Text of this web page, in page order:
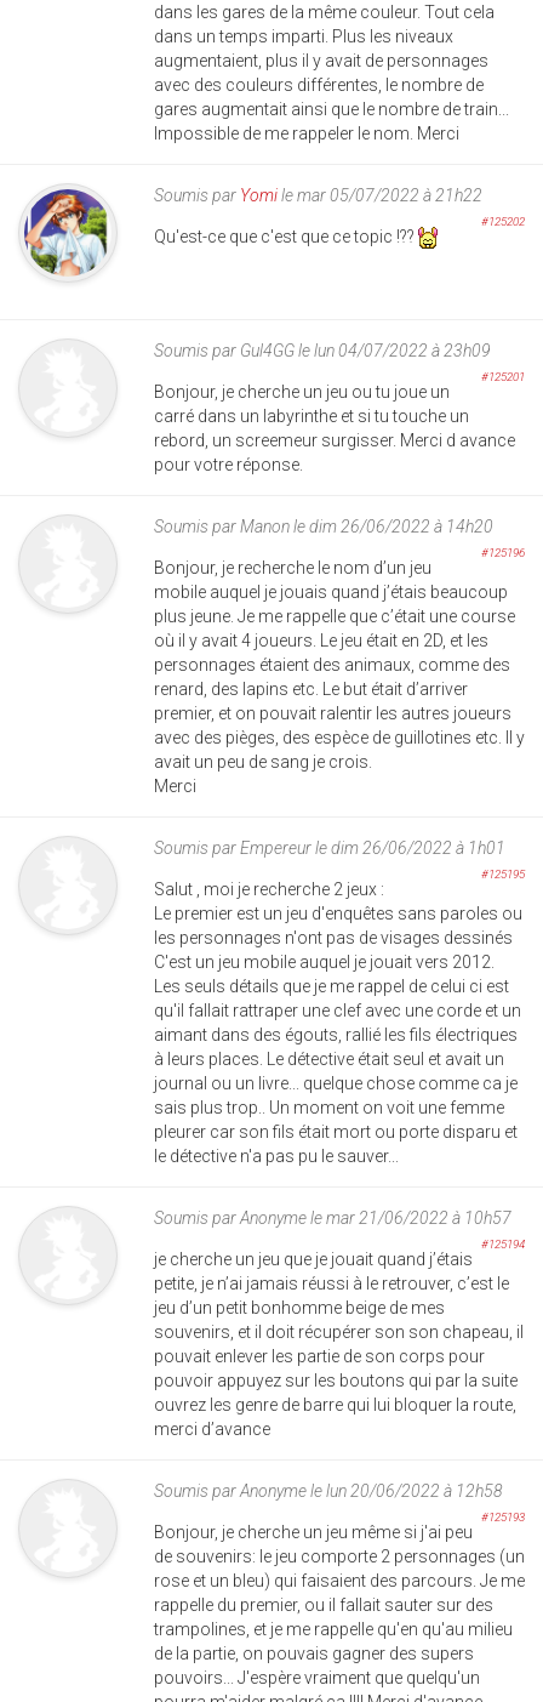
dans les gares de la même couleur. Tout cela
dans un temps imparti. Plus les niveaux
augmentaient, plus il y avait de personnages
avec des couleurs différentes, le nombre de
gares augmentait ainsi que le nombre de train...
Impossible de me rappeler le nom. Merci
Soumis par Yomile mar 05/07/2022 à 21h22
#125202
Qu'est-ce que c'est que ce topic !??
Soumis par Gul4GGle lun 04/07/2022 à 23h09
#125201
Bonjour, je cherche un jeu ou tu joue un
carré dans un labyrinthe et si tu touche un
rebord, un screemeur surgisser. Merci d avance
pour votre réponse.
Soumis parManonle dim 26/06/2022 à 14h20
#125196
Bonjour, je recherche le nom d’un jeu
mobile auquel je jouais quand j’étais beaucoup
plus jeune. Je me rappelle que c’était une course
où il y avait 4 joueurs. Le jeu était en 2D, et les
personnages étaient des animaux, comme des
renard, des lapins etc. Le but était d’arriver
premier, et on pouvait ralentir les autres joueurs
avec des pièges, des espèce de guillotines etc. Il y
avait un peu de sang je crois.
Merci
Soumis parEmpereurle dim 26/06/2022 à 1h01
#125195
Salut , moi je recherche 2 jeux :
Le premier est un jeu d'enquêtes sans paroles ou
les personnages n'ont pas de visages dessinés
C'est un jeu mobile auquel je jouait vers 2012.
Les seuls détails que je me rappel de celui ci est
qu'il fallait rattraper une clef avec une corde et un
aimant dans des égouts, rallié les fils électriques
à leurs places. Le détective était seul et avait un
journal ou un livre... quelque chose comme ca je
sais plus trop.. Un moment on voit une femme
pleurer car son fils était mort ou porte disparu et
le détective n'a pas pu le sauver...
Soumis parAnonymele mar 21/06/2022 à 10h57
#125194
je cherche un jeu que je jouait quand j’étais
petite, je n’ai jamais réussi à le retrouver, c’est le
jeu d’un petit bonhomme beige de mes
souvenirs, et il doit récupérer son son chapeau, il
pouvait enlever les partie de son corps pour
pouvoir appuyez sur les boutons qui par la suite
ouvrez les genre de barre qui lui bloquer la route,
merci d’avance
Soumis parAnonymele lun 20/06/2022 à 12h58
#125193
Bonjour, je cherche un jeu même si j'ai peu
de souvenirs: le jeu comporte 2 personnages (un
rose et un bleu) qui faisaient des parcours. Je me
rappelle du premier, ou il fallait sauter sur des
trampolines, et je me rappelle qu'en qu'au milieu
de la partie, on pouvais gagner des supers
pouvoirs... J'espère vraiment que quelqu'un